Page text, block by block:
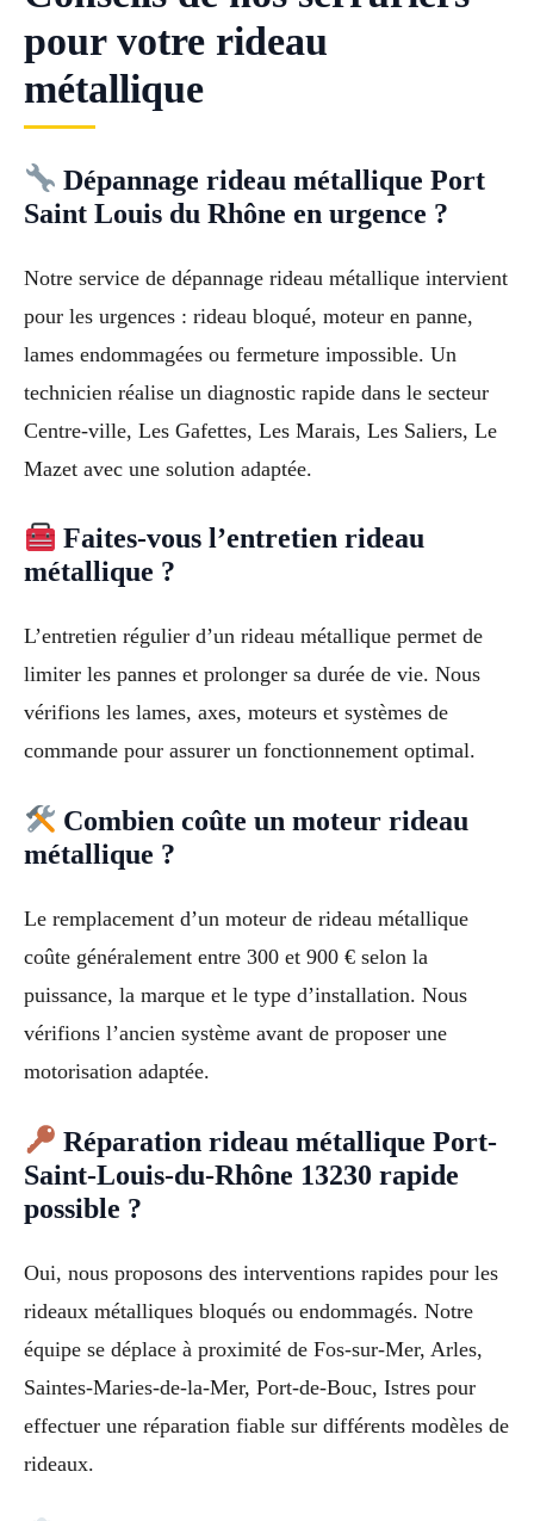
pour votre rideau
métallique
Dépannage rideau métallique Port
Saint Louis du Rhône en urgence ?
Notre service de dépannage rideau métallique intervient
pour les urgences : rideau bloqué, moteur en panne,
lames endommagées ou fermeture impossible. Un
technicien réalise un diagnostic rapide dans le secteur
Centre-ville, Les Gafettes, Les Marais, Les Saliers, Le
Mazet avec une solution adaptée.
Faites-vous l’entretien rideau
métallique ?
L’entretien régulier d’un rideau métallique permet de
limiter les pannes et prolonger sa durée de vie. Nous
vérifions les lames, axes, moteurs et systèmes de
commande pour assurer un fonctionnement optimal.
Combien coûte un moteur rideau
métallique ?
Le remplacement d’un moteur de rideau métallique
coûte généralement entre 300 et 900 € selon la
puissance, la marque et le type d’installation. Nous
vérifions l’ancien système avant de proposer une
motorisation adaptée.
Réparation rideau métallique Port-
Saint-Louis-du-Rhône 13230 rapide
possible ?
Oui, nous proposons des interventions rapides pour les
rideaux métalliques bloqués ou endommagés. Notre
équipe se déplace à proximité de Fos-sur-Mer, Arles,
Saintes-Maries-de-la-Mer, Port-de-Bouc, Istres pour
effectuer une réparation fiable sur différents modèles de
rideaux.